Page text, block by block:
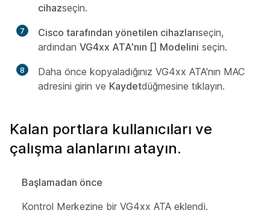
cihazseçin.
7 Cisco tarafından yönetilen cihazlarıseçin,
ardından VG4xx ATA'nın [] Modelini seçin.
8
Daha önce kopyaladığınız VG4xx ATA'nın MAC
adresini girin ve Kaydetdüğmesine tıklayın.
Kalan portlara kullanıcıları ve
çalışma alanlarını atayın.
Başlamadan önce
Kontrol Merkezine bir VG4xx ATA eklendi.